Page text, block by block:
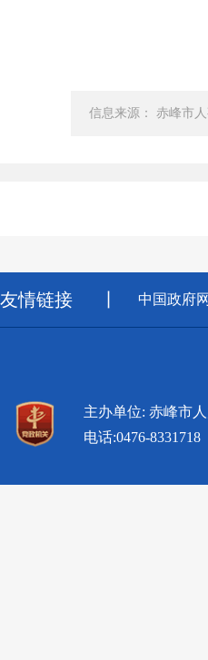
信息来源： 赤峰市
友情链接 中国政府网
主办单位: 赤峰市
电话:0476-